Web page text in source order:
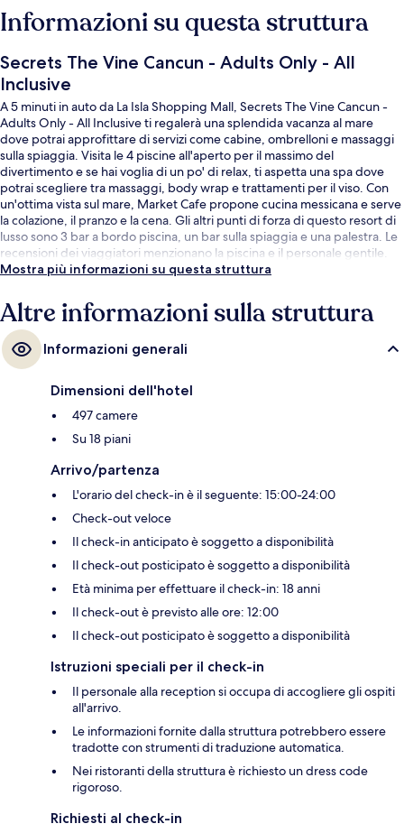
Informazioni su questa struttura
Secrets The Vine Cancun - Adults Only - All
Inclusive
A 5 minuti in auto da La Isla Shopping Mall, Secrets The Vine Cancun -
Adults Only - All Inclusive ti regalerà una splendida vacanza al mare
dove potrai approfittare di servizi come cabine, ombrelloni e massaggi
sulla spiaggia. Visita le 4 piscine all'aperto per il massimo del
divertimento e se hai voglia di un po' di relax, ti aspetta una spa dove
potrai scegliere tra massaggi, body wrap e trattamenti per il viso. Con
un'ottima vista sul mare, Market Cafe propone cucina messicana e serve
la colazione, il pranzo e la cena. Gli altri punti di forza di questo resort di
lusso sono 3 bar a bordo piscina, un bar sulla spiaggia e una palestra. Le
recensioni dei viaggiatori menzionano la piscina e il personale gentile.
Mostra più informazioni su questa struttura
Altre informazioni sulla struttura
Informazioni generali
Dimensioni dell'hotel
497 camere
Su 18 piani
Arrivo/partenza
L'orario del check-in è il seguente: 15:00-24:00
Check-out veloce
Il check-in anticipato è soggetto a disponibilità
Il check-out posticipato è soggetto a disponibilità
Età minima per effettuare il check-in: 18 anni
Il check-out è previsto alle ore: 12:00
Il check-out posticipato è soggetto a disponibilità
Istruzioni speciali per il check-in
Il personale alla reception si occupa di accogliere gli ospiti
all'arrivo.
Le informazioni fornite dalla struttura potrebbero essere
tradotte con strumenti di traduzione automatica.
Nei ristoranti della struttura è richiesto un dress code
rigoroso.
Richiesti al check-in